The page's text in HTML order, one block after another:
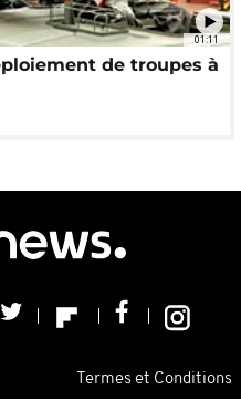
01:11
de troupes à
Termes et Conditions